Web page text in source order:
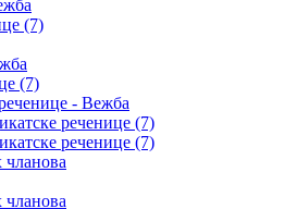
(7)
(7)
- Вежба
реченице (7)
реченице (7)
чланова
чланова